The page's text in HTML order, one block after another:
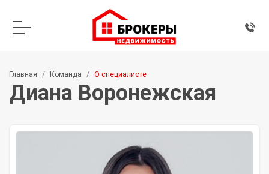
Главная Команда О специалисте
Диана Воронежская